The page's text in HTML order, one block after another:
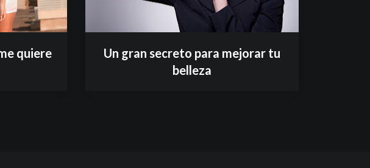
quiere
Un gran secreto para mejorar tu
belleza